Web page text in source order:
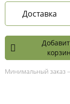
Доставка
Минимальный заказ